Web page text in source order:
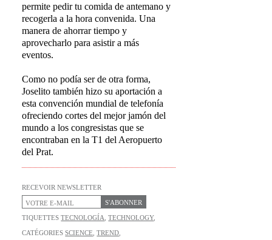
permite pedir tu comida de antemano y
recogerla a la hora convenida. Una
manera de ahorrar tiempo y
aprovecharlo para asistir a más
eventos.
Como no podía ser de otra forma,
Joselito también hizo su aportación a
esta convención mundial de telefonía
ofreciendo cortes del mejor jamón del
mundo a los congresistas que se
encontraban en la T1 del Aeropuerto
del Prat.
RECEVOIR NEWSLETTER
S'ABONNER
TIQUETTESTECNOLOGÍA ,TECHNOLOGY,
CATÉGORIESSCIENCE ,TREND